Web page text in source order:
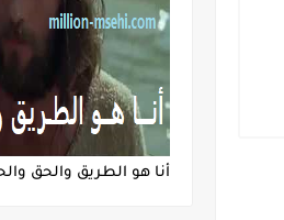
أنا هو الطريق والحق